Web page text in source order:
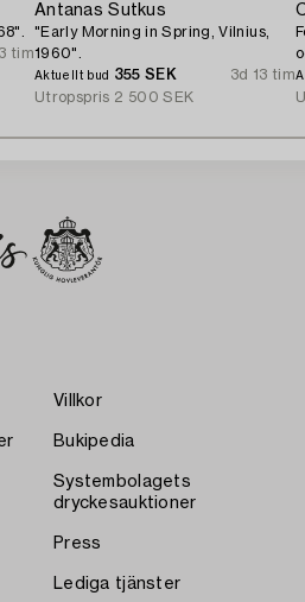
tim
Antanas Sutkus
"Early Morning in Spring, Vilnius,
1960".
Aktuellt bud 355 SEK
3d 13 tim
Utropspris 2 500 SEK
Villkor
Bukipedia
Systembolagets
dryckesauktioner
Press
Lediga tjänster